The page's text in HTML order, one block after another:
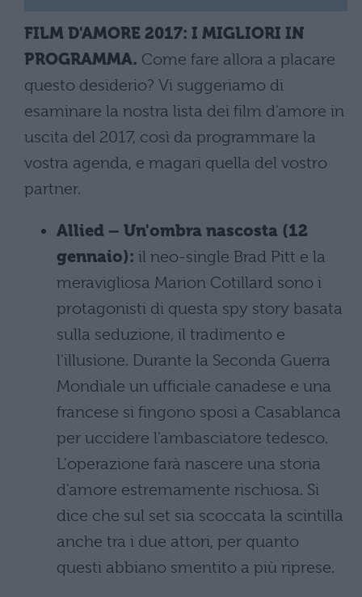
FILM D'AMORE 2017: I MIGLIORI IN
PROGRAMMA. Come fare allora a placare
questo desiderio? Vi suggeriamo di
esaminare la nostra lista dei film d'amore in
uscita del 2017, così da programmare la
vostra agenda, e magari quella del vostro
partner.
Allied – Un'ombra nascosta (12
gennaio): il neo-single Brad Pitt e la
meravigliosa Marion Cotillard sono i
protagonisti di questa spy story basata
sulla seduzione, il tradimento e
l'illusione. Durante la Seconda Guerra
Mondiale un ufficiale canadese e una
francese si fingono sposi a Casablanca
per uccidere l'ambasciatore tedesco.
L'operazione farà nascere una storia
d'amore estremamente rischiosa. Si
dice che sul set sia scoccata la scintilla
anche tra i due attori, per quanto
questi abbiano smentito a più riprese.